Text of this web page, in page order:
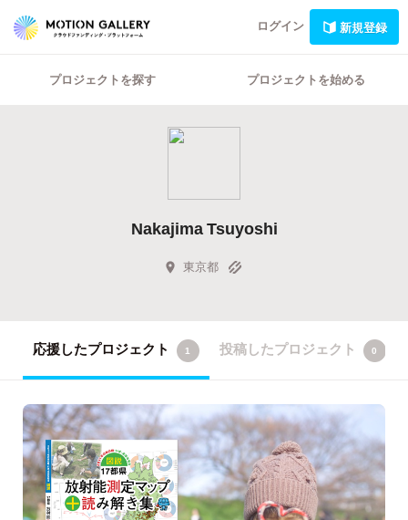
ログイン 新規登録
プロジェクトを探す プロジェクトを始める
Nakajima Tsuyoshi
東京都
応援したプロジェクト 1 投稿したプロジェクト 0